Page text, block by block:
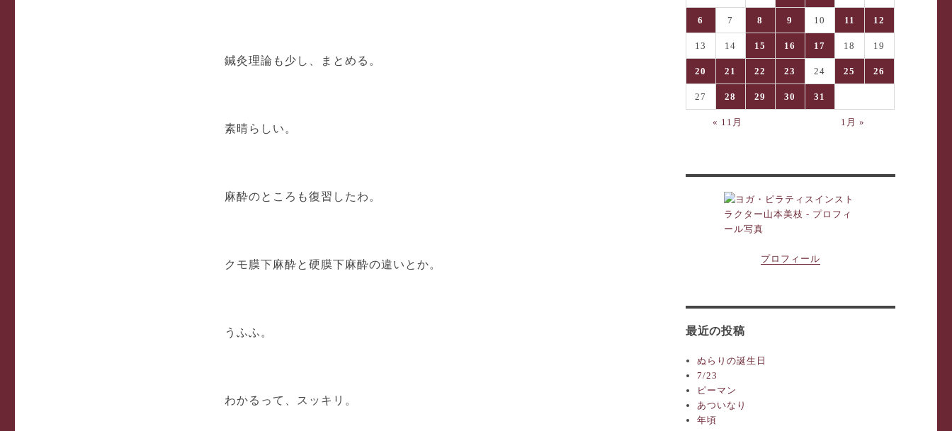
鍼灸理論も少し、まとめる。
素晴らしい。
麻酔のところも復習したわ。
クモ膜下麻酔と硬膜下麻酔の違いとか。
うふふ。
わかるって、スッキリ。
6 7 8 9 10 11 12
13 14 15 16 17 18 19
20 21 22 23 24 25 26
27 28 29 30 31
« 11月 1月 »
プロフィール
最近の投稿
ぬらりの誕生日
7/23
ピーマン
あついなり
年頃